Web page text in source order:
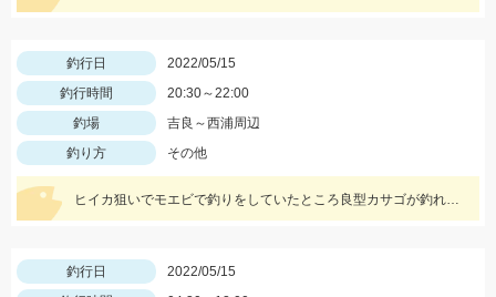
釣行日
2022/05/15
釣行時間
20:30～22:00
釣場
吉良～西浦周辺
釣り方
その他
ヒイカ狙いでモエビで釣りをしていたところ良型カサゴが釣れました！
釣行日
2022/05/15